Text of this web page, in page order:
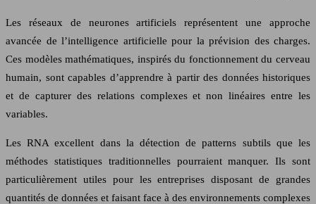
Les réseaux de neurones artificiels représentent une approche
avancée de l’intelligence artificielle pour la prévision des charges.
Ces modèles mathématiques, inspirés du fonctionnement du cerveau
humain, sont capables d’apprendre à partir des données historiques
et de capturer des relations complexes et non linéaires entre les
variables.
Les RNA excellent dans la détection de patterns subtils que les
méthodes statistiques traditionnelles pourraient manquer. Ils sont
particulièrement utiles pour les entreprises disposant de grandes
quantités de données et faisant face à des environnements complexes